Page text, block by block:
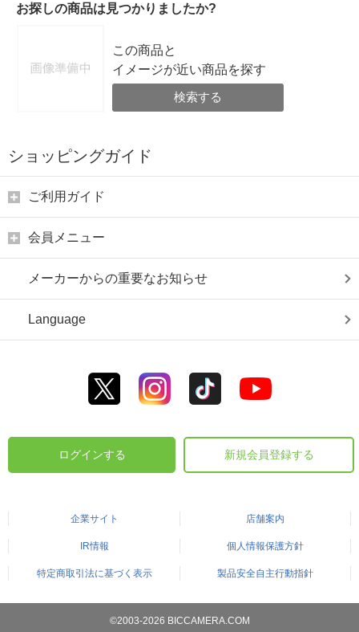
お探しの商品は見つかりましたか?
この商品と
イメージが近い商品を探す
検索する
ショッピングガイド
ご利用ガイド
会員メニュー
メーカーからの重要なお知らせ
Language
ログインする 新規会員登録する
企業サイト 店舗案内
IR情報 個人情報保護方針
特定商取引法に基づく表示 製品安全自主行動指針
©2003-2026 BICCAMERA.COM